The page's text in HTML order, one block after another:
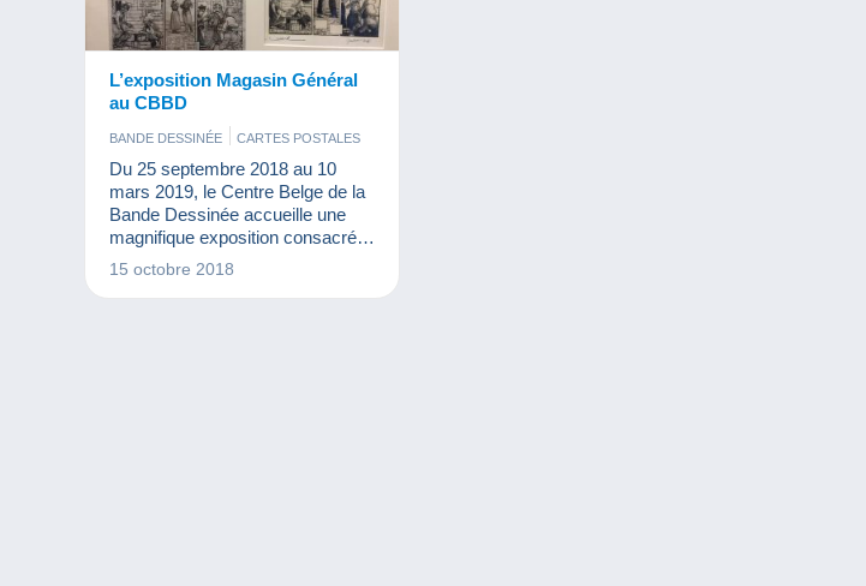
L’exposition Magasin Général
au CBBD
BANDE DESSINÉE
CARTES POSTALES
DIVERS
Du 25 septembre 2018 au 10
mars 2019, le Centre Belge de la
Bande Dessinée accueille une
magnifique exposition consacrée
à la série Magasin Général de
15 octobre 2018